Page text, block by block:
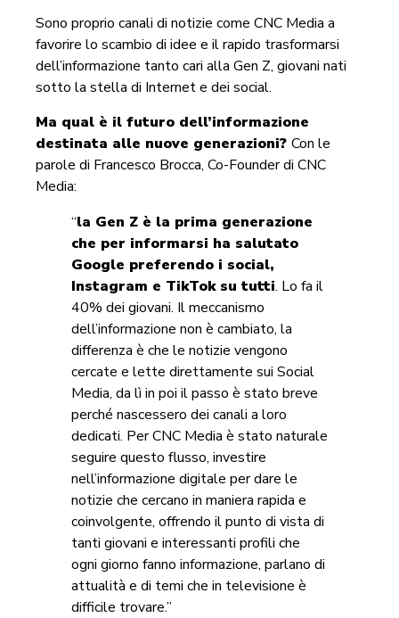
Sono proprio canali di notizie come CNC Media a
favorire lo scambio di idee e il rapido trasformarsi
dell’informazione tanto cari alla Gen Z, giovani nati
sotto la stella di Internet e dei social.
Ma qual è il futuro dell’informazione
destinata alle nuove generazioni? Con le
parole di Francesco Brocca, Co-Founder di CNC
Media:
“la Gen Z è la prima generazione
che per informarsi ha salutato
Google preferendo i social,
Instagram e TikTok su tutti. Lo fa il
40% dei giovani. Il meccanismo
dell’informazione non è cambiato, la
differenza è che le notizie vengono
cercate e lette direttamente sui Social
Media, da lì in poi il passo è stato breve
perché nascessero dei canali a loro
dedicati. Per CNC Media è stato naturale
seguire questo flusso, investire
nell’informazione digitale per dare le
notizie che cercano in maniera rapida e
coinvolgente, offrendo il punto di vista di
tanti giovani e interessanti profili che
ogni giorno fanno informazione, parlano di
attualità e di temi che in televisione è
difficile trovare.”